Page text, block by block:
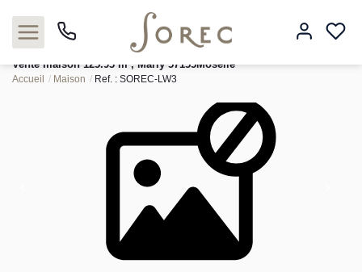
Vente maison 125.93 m², Marly 57155Moselle
Accueil Maison Ref. : SOREC-LW3